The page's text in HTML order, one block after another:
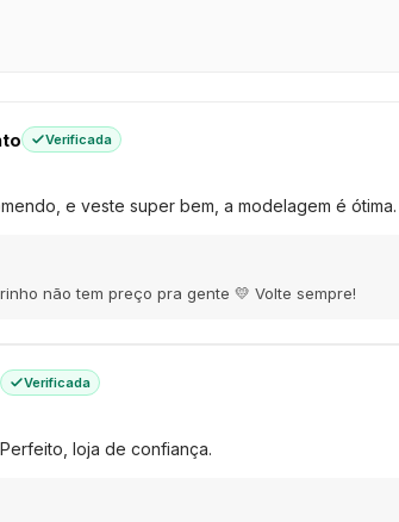
Verificada
e veste super bem, a modelagem é ótima.
não tem preço pra gente 💛 Volte sempre!
Verificada
loja de confiança.